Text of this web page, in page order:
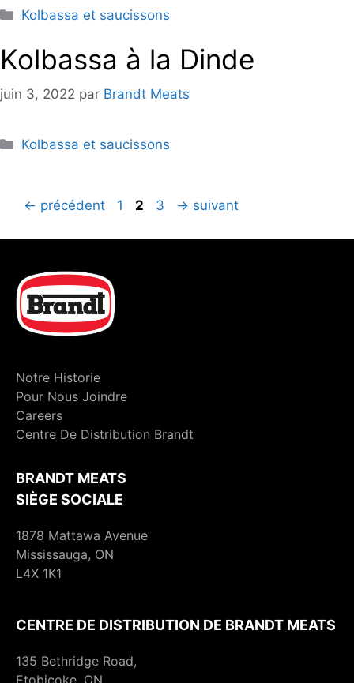
Catégories
Kolbassa et saucissons
Kolbassa à la Dinde
juin 3, 2022 par Brandt Meats
Catégories
Kolbassa et saucissons
← précédent Page
1 Page
2 Page
3 → suivant
Notre Historie
Pour Nous Joindre
Careers
Centre De Distribution Brandt
BRANDT MEATS
SIÈGE SOCIALE
1878 Mattawa Avenue
Mississauga, ON
L4X 1K1
CENTRE DE DISTRIBUTION DE BRANDT MEATS
135 Bethridge Road,
Etobicoke, ON